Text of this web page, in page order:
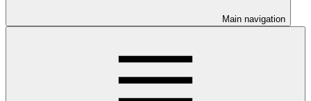
Main navigation